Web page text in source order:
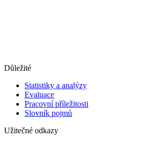
Důležité
Statistiky a analýzy
Evaluace
Pracovní příležitosti
Slovník pojmů
Užitečné odkazy